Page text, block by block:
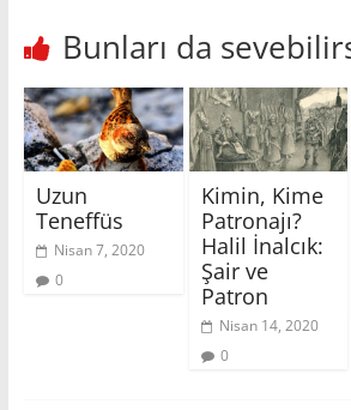
Bunları da
Uzun
Teneffüs
Nisan 7, 2020
0
Kimin, Kime
Patronajı?
Halil İnalcık:
Şair ve
Patron
Nisan 14, 2020
0